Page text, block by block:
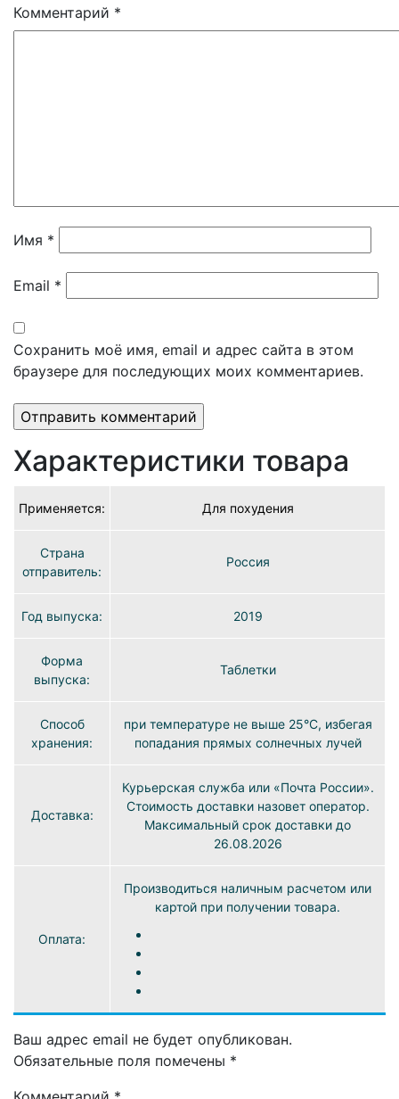
Комментарий *
Имя *
Email *
Сохранить моё имя, email и адрес сайта в этом
браузере для последующих моих комментариев.
Характеристики товара
Применяется: Для похудения
Страна
отправитель:
Россия
Год выпуска: 2019
Форма
выпуска:
Таблетки
Способ
хранения:
при температуре не выше 25°C, избегая
попадания прямых солнечных лучей
Доставка:
Курьерская служба или «Почта России».
Стоимость доставки назовет оператор.
Максимальный срок доставки до
26.08.2026
Оплата:
Производиться наличным расчетом или
картой при получении товара.
Ваш адрес email не будет опубликован.
Обязательные поля помечены *